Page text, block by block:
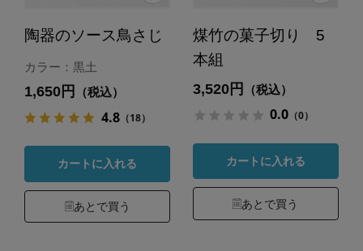
陶器のソース鳥さじ
カラー：黒土
1,650円 （税込）
4.8（18）
カートに入れる
あとで買う
煤竹の菓子切り 5
本組
3,520円 （税込）
0.0（0）
カートに入れる
あとで買う